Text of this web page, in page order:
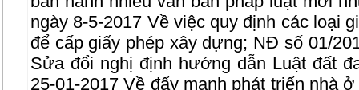
ngày 8-5-2017 Về việc quy định các loại
để cấp giấy phép xây dựng; NĐ số 01/
Sửa đổi nghị định hướng dẫn Luật đất
25-01-2017 Về đẩy mạnh phát triển nhà